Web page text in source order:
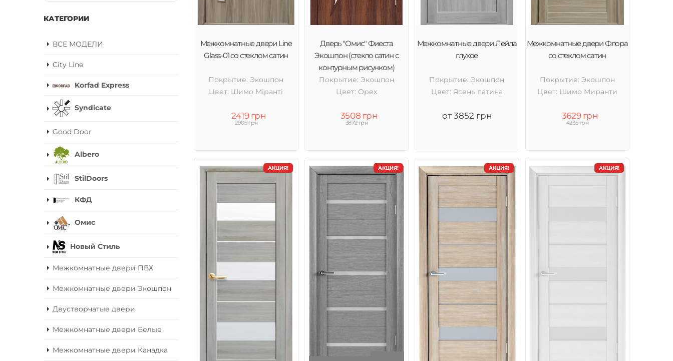
КАТЕГОРИИ
ВСЕ МОДЕЛИ
City Line
Korfad Express
Syndicate
Good Door
Albero
StilDoors
КФД
Омис
Новый Стиль
Межкомнатные двери ПВХ
Межкомнатные двери Экошпон
Двустворчатые двери
Межкомнатные двери Белые
Межкомнатные двери Канадка
Межкомнатные двери Line
Glass-01 со стеклом сатин
Покрытие: Экошпон
Цвет: Шимо Міранті
2419 грн
2905 грн
Дверь "Омис" Фиеста
Экошпон (стекло сатин с
контурным рисунком)
Покрытие: Экошпон
Цвет: Орех
3508 грн
3872 грн
Межкомнатные двери Лейла
глухое
Покрытие: Экошпон
Цвет: Ясень патина
от 3852 грн
Межкомнатные двери Флора
со стеклом сатин
Покрытие: Экошпон
Цвет: Шимо Миранти
3629 грн
4235 грн
АКЦИЯ! АКЦИЯ! АКЦИЯ! АКЦИЯ!